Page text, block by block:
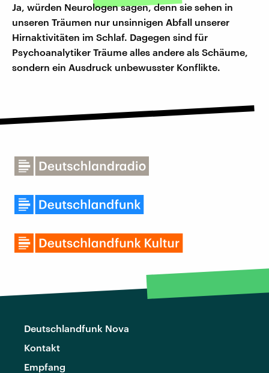
Ja, würden Neurologen sagen, denn sie sehen in
unseren Träumen nur unsinnigen Abfall unserer
Hirnaktivitäten im Schlaf. Dagegen sind für
Psychoanalytiker Träume alles andere als Schäume,
sondern ein Ausdruck unbewusster Konflikte.
Deutschlandfunk Nova
Kontakt
Empfang